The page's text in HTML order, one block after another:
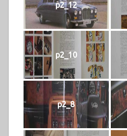
p2_12
p2_10
p2_8